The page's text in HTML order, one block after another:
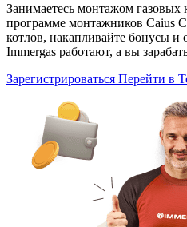
Занимаетесь монтажом газовых
программе монтажников Caius
котлов, накапливайте бонусы
Immergas работают, а вы
Зарегистрироваться Перейти в